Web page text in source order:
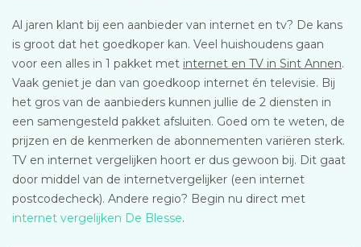
Al jaren klant bij een aanbieder van internet en tv? De kans
is groot dat het goedkoper kan. Veel huishoudens gaan
voor een alles in 1 pakket met internet en TV in Sint Annen.
Vaak geniet je dan van goedkoop internet én televisie. Bij
het gros van de aanbieders kunnen jullie de 2 diensten in
een samengesteld pakket afsluiten. Goed om te weten, de
prijzen en de kenmerken de abonnementen variëren sterk.
TV en internet vergelijken hoort er dus gewoon bij. Dit gaat
door middel van de internetvergelijker (een internet
postcodecheck). Andere regio? Begin nu direct met
internet vergelijken De Blesse.